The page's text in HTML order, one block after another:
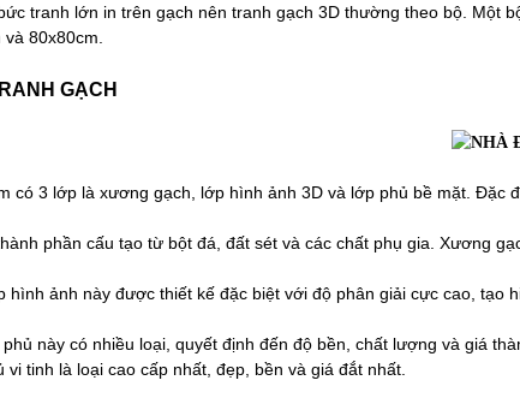
tranh lớn in trên gạch nên tranh gạch 3D thường theo bộ. Một
80x80cm.
GẠCH
có 3 lớp là xương gạch, lớp hình ảnh 3D và lớp phủ bề mặt. Đặc
phần cấu tạo từ bột đá, đất sét và các chất phụ gia. Xương
hình ảnh này được thiết kế đặc biệt với độ phân giải cực cao, tạo
này có nhiều loại, quyết định đến độ bền, chất lượng và giá
vi tinh là loại cao cấp nhất, đẹp, bền và giá đắt nhất.